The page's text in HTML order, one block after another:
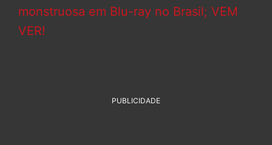
monstruosa em Blu-ray no Brasil; VEM
VER!
PUBLICIDADE